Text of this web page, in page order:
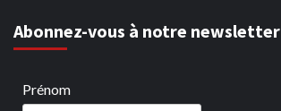
Abonnez-vous à notre newsletter
Prénom